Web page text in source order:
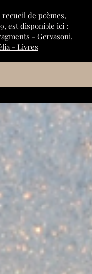
recueil de poèmes,
est disponible ici :
- Gervasoni,
- Livres